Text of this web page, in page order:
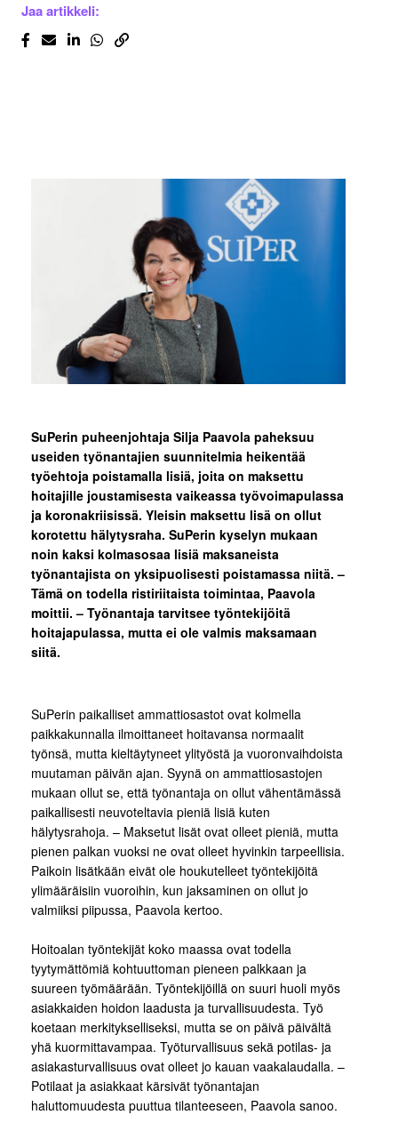
Jaa artikkeli:
SuPerin puheenjohtaja Silja Paavola paheksuu
useiden työnantajien suunnitelmia heikentää
työehtoja poistamalla lisiä, joita on maksettu
hoitajille joustamisesta vaikeassa työvoimapulassa
ja koronakriisissä. Yleisin maksettu lisä on ollut
korotettu hälytysraha. SuPerin kyselyn mukaan
noin kaksi kolmasosaa lisiä maksaneista
työnantajista on yksipuolisesti poistamassa niitä. –
Tämä on todella ristiriitaista toimintaa, Paavola
moittii. – Työnantaja tarvitsee työntekijöitä
hoitajapulassa, mutta ei ole valmis maksamaan
siitä.
SuPerin paikalliset ammattiosastot ovat kolmella
paikkakunnalla ilmoittaneet hoitavansa normaalit
työnsä, mutta kieltäytyneet ylityöstä ja vuoronvaihdoista
muutaman päivän ajan. Syynä on ammattiosastojen
mukaan ollut se, että työnantaja on ollut vähentämässä
paikallisesti neuvoteltavia pieniä lisiä kuten
hälytysrahoja. – Maksetut lisät ovat olleet pieniä, mutta
pienen palkan vuoksi ne ovat olleet hyvinkin tarpeellisia.
Paikoin lisätkään eivät ole houkutelleet työntekijöitä
ylimääräisiin vuoroihin, kun jaksaminen on ollut jo
valmiiksi piipussa, Paavola kertoo.
Hoitoalan työntekijät koko maassa ovat todella
tyytymättömiä kohtuuttoman pieneen palkkaan ja
suureen työmäärään. Työntekijöillä on suuri huoli myös
asiakkaiden hoidon laadusta ja turvallisuudesta. Työ
koetaan merkitykselliseksi, mutta se on päivä päivältä
yhä kuormittavampaa. Työturvallisuus sekä potilas- ja
asiakasturvallisuus ovat olleet jo kauan vaakalaudalla. –
Potilaat ja asiakkaat kärsivät työnantajan
haluttomuudesta puuttua tilanteeseen, Paavola sanoo.